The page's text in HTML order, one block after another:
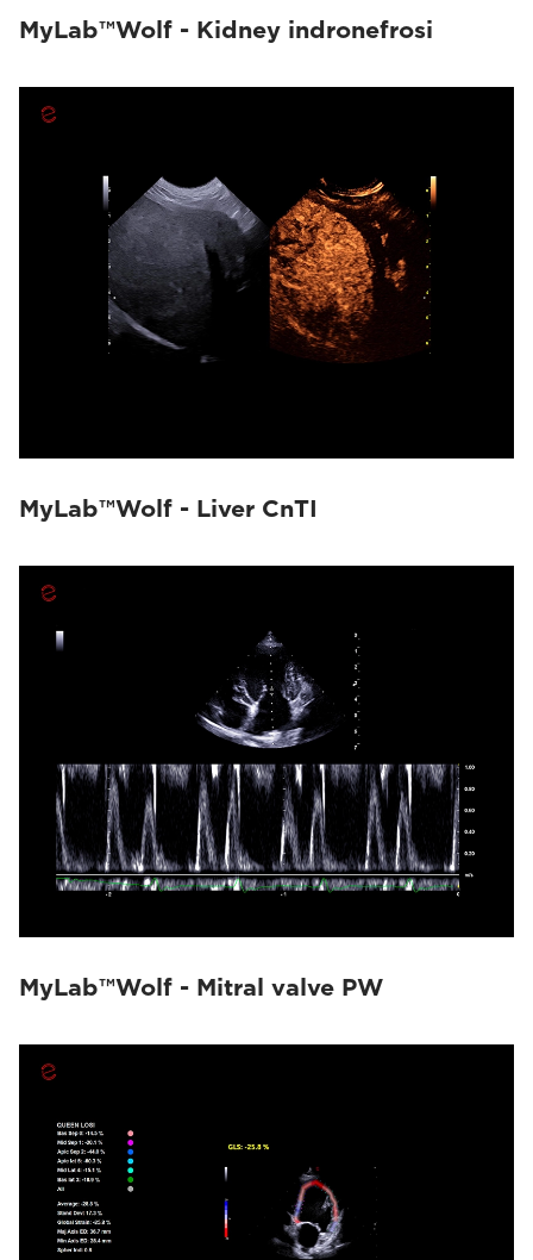
MyLab™Wolf - Kidney indronefrosi
MyLab™Wolf - Liver CnTI
MyLab™Wolf - Mitral valve PW